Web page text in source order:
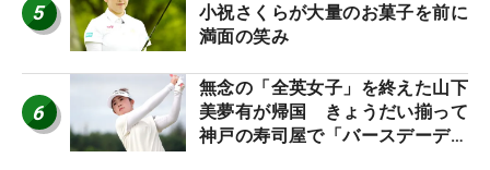
5
小祝さくらが大量のお菓子を前に
満面の笑み
6
無念の「全英女子」を終えた山下
美夢有が帰国 きょうだい揃って
神戸の寿司屋で「バースデーディ